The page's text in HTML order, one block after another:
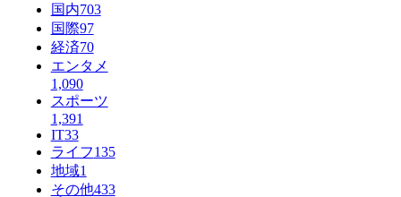
国内703
国際97
経済70
エンタメ
1,090
スポーツ
1,391
IT33
ライフ135
地域1
その他433